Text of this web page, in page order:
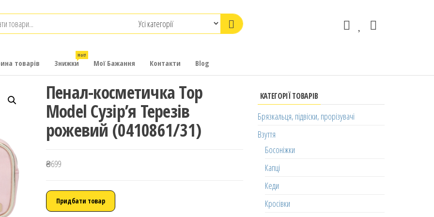
товарів Знижки
Hot!
Мої Бажання Контакти Blog
Пенал-косметичка Top
Model Сузір’я Терезів
рожевий (0410861/31)
₴699
Придбати товар
КАТЕГОРІЇ ТОВАРІВ
Брязкальця, підвіски, прорізувачі
Взуття
Босоніжки
Капці
Кеди
Кросівки